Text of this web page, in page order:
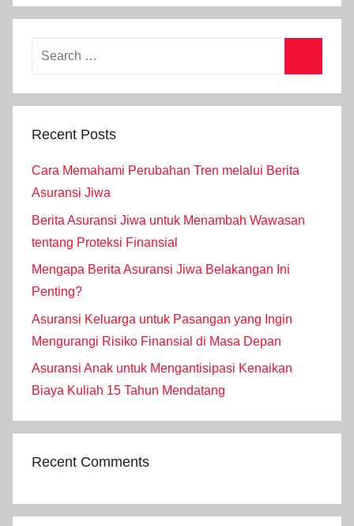
Recent Posts
Cara Memahami Perubahan Tren melalui Berita
Asuransi Jiwa
Berita Asuransi Jiwa untuk Menambah Wawasan
tentang Proteksi Finansial
Mengapa Berita Asuransi Jiwa Belakangan Ini
Penting?
Asuransi Keluarga untuk Pasangan yang Ingin
Mengurangi Risiko Finansial di Masa Depan
Asuransi Anak untuk Mengantisipasi Kenaikan
Biaya Kuliah 15 Tahun Mendatang
Recent Comments